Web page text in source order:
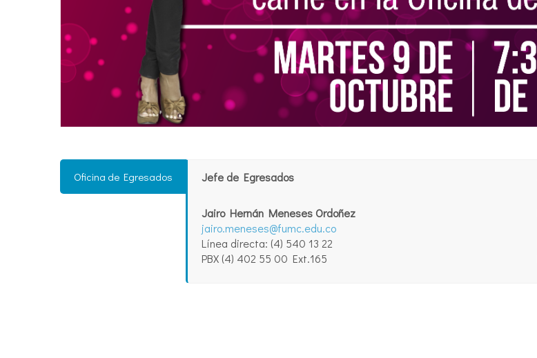
Oficina de Egresados Jefe de Egresados
Jairo Hernán Meneses Ordoñez
jairo.meneses@fumc.edu.co
Línea directa: (4) 540 13 22
PBX (4) 402 55 00 Ext.165